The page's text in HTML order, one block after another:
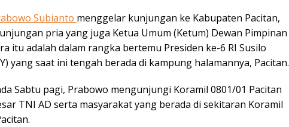
Subianto menggelar kunjungan ke Kabupaten Pacitan,
pria yang juga Ketua Umum (Ketum) Dewan Pimpinan
itu adalah dalam rangka bertemu Presiden ke-6 RI Susilo
yang saat ini tengah berada di kampung halamannya, Pacitan.
Sabtu pagi, Prabowo mengunjungi Koramil 0801/01 Pacitan
TNI AD serta masyarakat yang berada di sekitaran Koramil